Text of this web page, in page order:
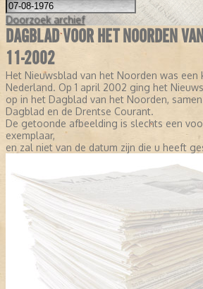
Doorzoek archief
DAGBLAD VOOR HET NOORDEN
11-2002
Het Nieuwsblad van het Noorden was een
Nederland. Op 1 april 2002 ging het
op in het Dagblad van het Noorden,
Dagblad en de Drentse Courant.
De getoonde afbeelding is slechts een
exemplaar,
en zal niet van de datum zijn die u heeft